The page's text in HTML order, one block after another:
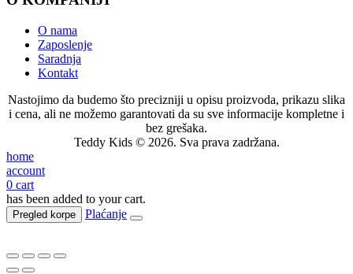
O nama
Zaposlenje
Saradnja
Kontakt
Nastojimo da budemo što precizniji u opisu proizvoda, prikazu slika
i cena, ali ne možemo garantovati da su sve informacije kompletne i
bez grešaka.
Teddy Kids © 2026. Sva prava zadržana.
home
account
0 cart
has been added to your cart.
Pregled korpe Plaćanje